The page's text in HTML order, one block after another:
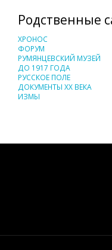
Родственные
ХРОНОС
ФОРУМ
РУМЯНЦЕВСКИЙ МУЗЕЙ
ДО 1917 ГОДА
РУССКОЕ ПОЛЕ
ДОКУМЕНТЫ XX ВЕКА
ИЗМЫ